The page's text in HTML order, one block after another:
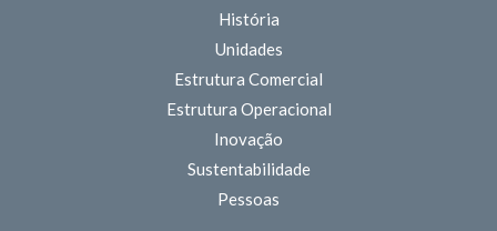
História
Unidades
Estrutura Comercial
Estrutura Operacional
Inovação
Sustentabilidade
Pessoas